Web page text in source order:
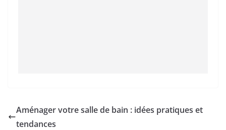
Aménager votre salle de bain : idées pratiques et
tendances